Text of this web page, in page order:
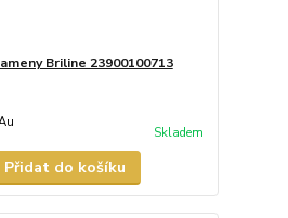
Briline 23900100713
Skladem
Přidat do košíku